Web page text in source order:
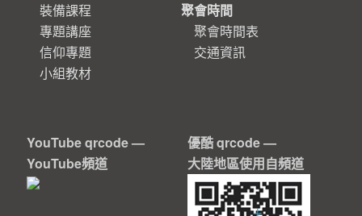
裝備課程
專題講座
信仰專題
小組教材
聚會時間
聚會時間表
交通資訊
YouTube qrcode —
YouTube頻道
優酷 qrcode —
大陸地區使用自頻道